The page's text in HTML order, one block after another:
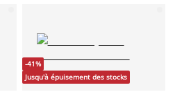
-41%
Jusqu'à épuisement des stocks